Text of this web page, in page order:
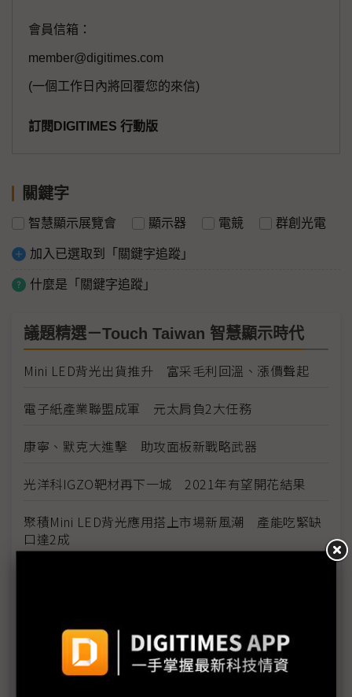
會員信箱：
member@digitimes.com
(一個工作日內將回覆您的來信)
訂閱DIGITIMES 行動版
關鍵字
智慧顯示展覽會 顯示器 電競 群創光電
加入已選取到「關鍵字追蹤」
什麼是「關鍵字追蹤」
議題精選－Touch Taiwan 智慧顯示時代
Mini LED背光出貨推升 富采毛利回溫、漲價聲起
電子紙產業聯盟成軍 元太肩負2大任務
康寧、默克大進擊 助攻面板新戰略武器
光洋科IGZO靶材再下一城 2021年有望開花結果
聚積Mini LED背光應用搭上市場新風潮 產能吃緊缺
口達2成
群創缺料不慌 信賴台灣零組件供應